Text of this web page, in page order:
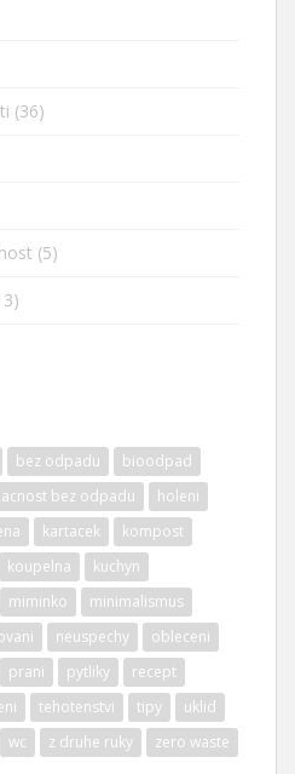
(36)
(5)
bez odpadu
bioodpad
bez odpadu
holeni
kartacek
kompost
koupelna
kuchyn
miminko
minimalismus
neuspechy
obleceni
prani pytliky
recept
tehotenstvi tipy
uklid
wc z druhe ruky
zero waste